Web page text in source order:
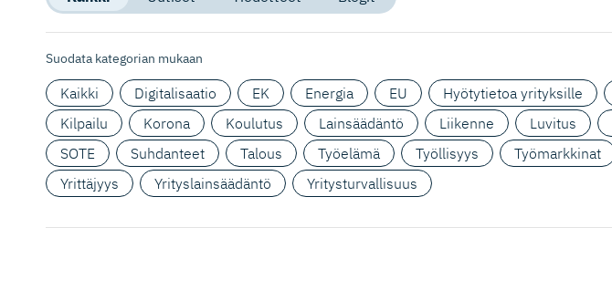
Suodata kategorian mukaan
Kaikki Digitalisaatio EK Energia EU Hyötytietoa yrityksille
Kilpailu
Korona Koulutus Lainsäädäntö Liikenne Luvitus
SOTE
Suhdanteet Talous Työelämä Työllisyys Työmarkkinat
Yrittäjyys
Yrityslainsäädäntö Yritysturvallisuus